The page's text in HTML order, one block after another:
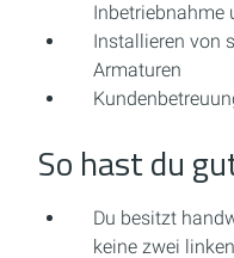
Inbetriebnahme
Installieren von
Armaturen
So hast du
Du besitzt
keine zwei